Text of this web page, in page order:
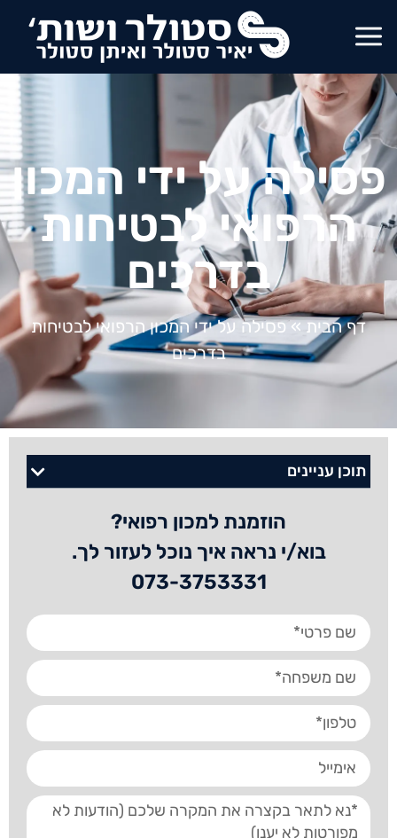
פסילה על ידי המכון
הרפואי לבטיחות
בדרכים
דף הבית»פסילה על ידי המכון הרפואי לבטיחות
בדרכים
תוכן עניינים
הוזמנת למכון רפואי?
בוא/י נראה איך נוכל לעזור לך.
073-3753331